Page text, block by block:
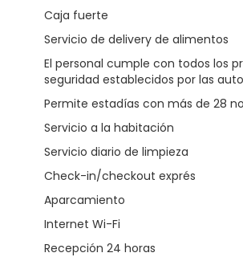
Caja fuerte
Servicio de delivery de alimentos
El personal cumple con todos los
seguridad establecidos por las
Permite estadías con más de 28
Servicio a la habitación
Servicio diario de limpieza
Check-in/checkout exprés
Aparcamiento
Internet Wi-Fi
Recepción 24 horas